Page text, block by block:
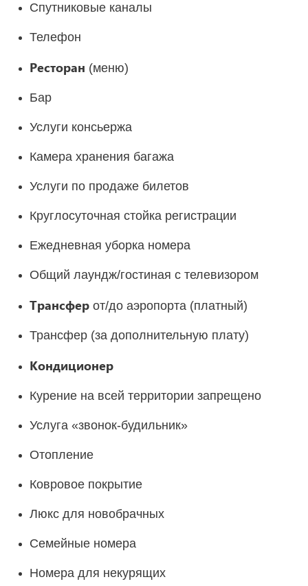
Спутниковые каналы
Телефон
Ресторан (меню)
Бар
Услуги консьержа
Камера хранения багажа
Услуги по продаже билетов
Круглосуточная стойка регистрации
Ежедневная уборка номера
Общий лаундж/гостиная с телевизором
Трансфер от/до аэропорта (платный)
Трансфер (за дополнительную плату)
Кондиционер
Курение на всей территории запрещено
Услуга «звонок-будильник»
Отопление
Ковровое покрытие
Люкс для новобрачных
Семейные номера
Номера для некурящих